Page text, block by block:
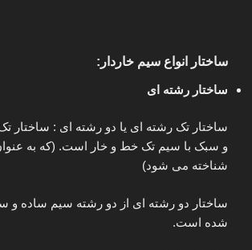
ساختار انواع سیم خاردار:
ساختار رشته ای
ساختار تک رشته ای یا دو رشته ای : ساختار
و سبک با سیم تک خط و خار است. (که به
شناخته می شود)
ساختار دو رشته ای از دو رشته سیم ساده و
شده است.